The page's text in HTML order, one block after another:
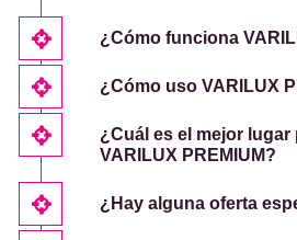
¿Cómo funciona
¿Cómo uso VARILUX
¿Cuál es el mejor lugar
VARILUX PREMIUM?
¿Hay alguna oferta